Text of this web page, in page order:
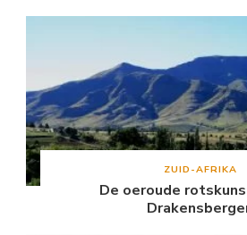
ZUID-AFRIKA
De oeroude